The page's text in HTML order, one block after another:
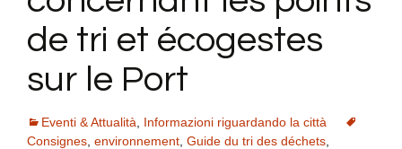
de tri et écogestes
sur le Port
Eventi & Attualità
Informazioni riguardando la città
Consignes environnement Guide du tri des déchets